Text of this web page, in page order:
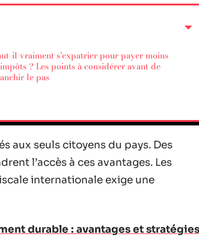
il vraiment s’expatrier pour payer moins
? Les points à considérer avant de
le pas
aux seuls citoyens du pays. Des
l’accès à ces avantages. Les
internationale exige une
durable : avantages et stratégies